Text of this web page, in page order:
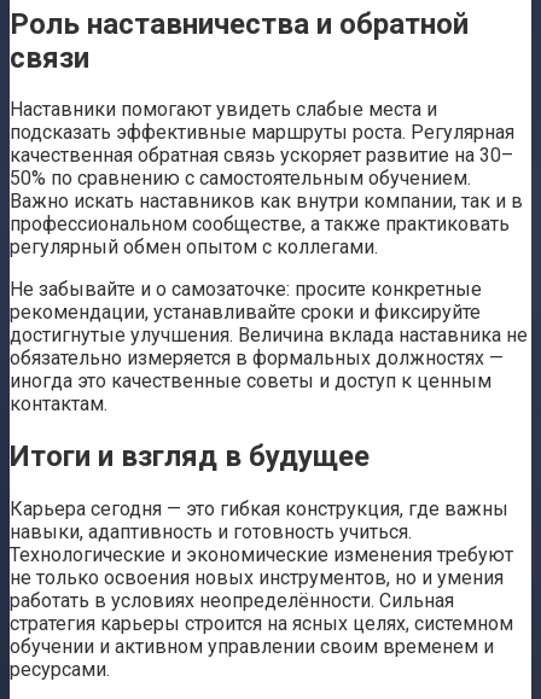
Роль наставничества и обратной
связи
Наставники помогают увидеть слабые места и
подсказать эффективные маршруты роста. Регулярная
качественная обратная связь ускоряет развитие на 30–
50% по сравнению с самостоятельным обучением.
Важно искать наставников как внутри компании, так и в
профессиональном сообществе, а также практиковать
регулярный обмен опытом с коллегами.
Не забывайте и о самозаточке: просите конкретные
рекомендации, устанавливайте сроки и фиксируйте
достигнутые улучшения. Величина вклада наставника не
обязательно измеряется в формальных должностях —
иногда это качественные советы и доступ к ценным
контактам.
Итоги и взгляд в будущее
Карьера сегодня — это гибкая конструкция, где важны
навыки, адаптивность и готовность учиться.
Технологические и экономические изменения требуют
не только освоения новых инструментов, но и умения
работать в условиях неопределённости. Сильная
стратегия карьеры строится на ясных целях, системном
обучении и активном управлении своим временем и
ресурсами.